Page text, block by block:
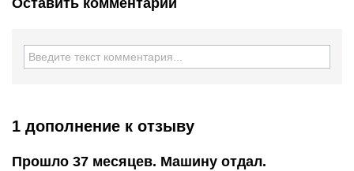
Оставить комментарий
1 дополнение к отзыву
Прошло 37 месяцев. Машину отдал.